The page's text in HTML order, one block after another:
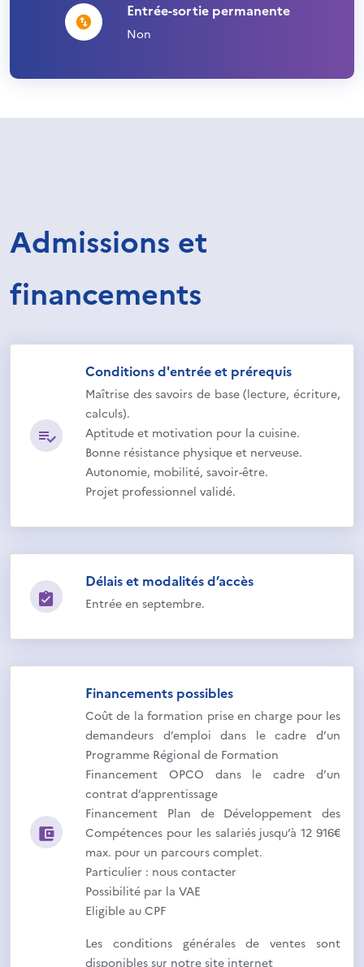
Entrée-sortie permanente
Non
Admissions et
financements
Conditions d'entrée et prérequis
Maîtrise des savoirs de base (lecture, écriture,
calculs).
Aptitude et motivation pour la cuisine.
Bonne résistance physique et nerveuse.
Autonomie, mobilité, savoir-être.
Projet professionnel validé.
Délais et modalités d’accès
Entrée en septembre.
Financements possibles
Coût de la formation prise en charge pour les
demandeurs d’emploi dans le cadre d’un
Programme Régional de Formation
Financement OPCO dans le cadre d’un
contrat d’apprentissage
Financement Plan de Développement des
Compétences pour les salariés jusqu’à 12 916€
max. pour un parcours complet.
Particulier : nous contacter
Possibilité par la VAE
Eligible au CPF
Les conditions générales de ventes sont
disponibles sur notre site internet